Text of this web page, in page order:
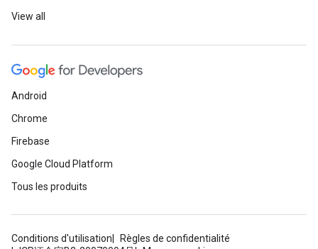
View all
Android
Chrome
Firebase
Google Cloud Platform
Tous les produits
Conditions d'utilisation
Règles de confidentialité